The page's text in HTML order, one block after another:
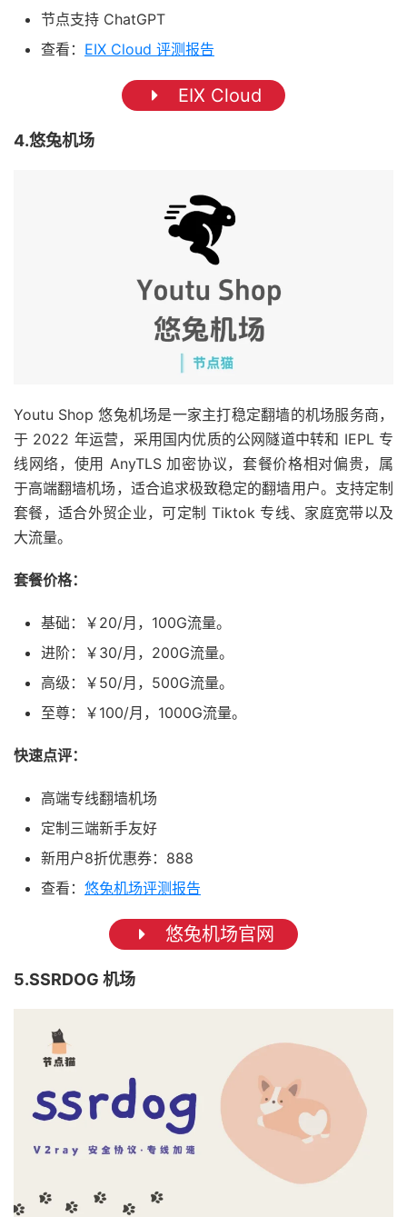
节点支持 ChatGPT
查看： EIX Cloud 评测报告
EIX Cloud
4.悠兔机场
Youtu Shop 悠兔机场是一家主打稳定翻墙的机场服务商，
于 2022 年运营，采用国内优质的公网隧道中转和 IEPL 专
线网络，使用 AnyTLS 加密协议，套餐价格相对偏贵，属
于高端翻墙机场，适合追求极致稳定的翻墙用户。支持定制
套餐，适合外贸企业，可定制 Tiktok 专线、家庭宽带以及
大流量。
套餐价格：
基础：￥20/月，100G流量。
进阶：￥30/月，200G流量。
高级：￥50/月，500G流量。
至尊：￥100/月，1000G流量。
快速点评：
高端专线翻墙机场
定制三端新手友好
新用户8折优惠券：888
查看： 悠兔机场评测报告
悠兔机场官网
5.SSRDOG 机场